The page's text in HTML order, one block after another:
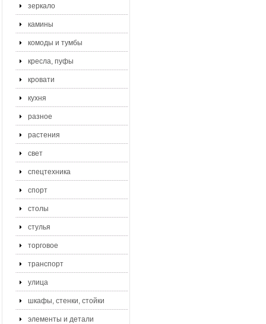
зеркало
камины
комоды и тумбы
кресла, пуфы
кровати
кухня
разное
растения
свет
спецтехника
спорт
столы
стулья
торговое
транспорт
улица
шкафы, стенки, стойки
элементы и детали